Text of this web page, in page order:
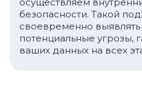
безопасности. Такой
своевременно выявлять
потенциальные угрозы,
ваших данных на всех